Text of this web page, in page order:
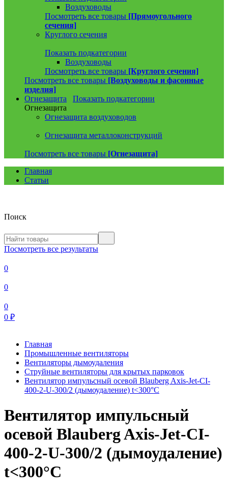
Воздуховоды
Посмотреть все товары [Прямоугольного
сечения]
Круглого сечения
Показать подкатегории
Воздуховоды
Посмотреть все товары [Круглого сечения]
Посмотреть все товары [Воздуховоды и фасонные
изделия]
Огнезащита
Показать подкатегории
Огнезащита
Огнезащита воздуховодов
Огнезащита металлоконструкций
Посмотреть все товары [Огнезащита]
Главная
Статьи
Поиск
Посмотреть все результаты
0
0
0
0 ₽
Главная
Промышленные вентиляторы
Вентиляторы дымоудаления
Струйные вентиляторы для крытых парковок
Вентилятор импульсный осевой Blauberg Axis-Jet-CI-
400-2-U-300/2 (дымоудаление) t<300°С
Вентилятор импульсный
осевой Blauberg Axis-Jet-CI-
400-2-U-300/2 (дымоудаление)
t<300°С